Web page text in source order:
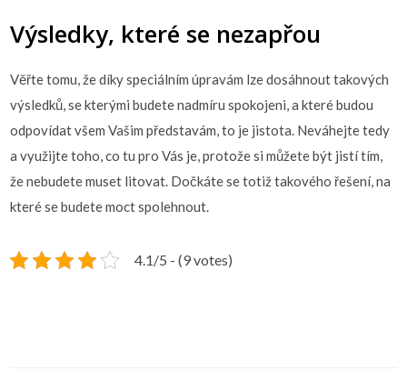
Výsledky, které se nezapřou
Věřte tomu, že díky speciálním úpravám lze dosáhnout takových
výsledků, se kterými budete nadmíru spokojeni, a které budou
odpovídat všem Vašim představám, to je jistota. Neváhejte tedy
a využijte toho, co tu pro Vás je, protože si můžete být jistí tím,
že nebudete muset litovat. Dočkáte se totiž takového řešení, na
které se budete moct spolehnout.
4.1/5 - (9 votes)